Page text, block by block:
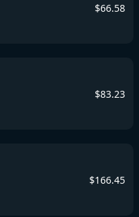
$66.58
$83.23
$166.45